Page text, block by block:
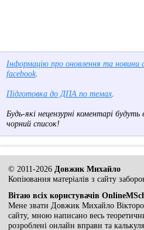
Інформацію про оновлення та новини
facebook.
Підготовка до ДПА по темах.
Будь-які нецензурні коментарі будуть
чорний список!
© 2011-2026 Довжик Михайло
Копіювання матеріалів з сайту
Вітаю всіх користувачів
Мене звати Довжик Михайло
сайту, мною написано весь
розроблені онлайн вправи та